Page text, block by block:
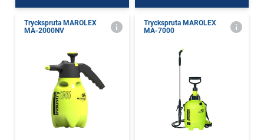
Tryckspruta MAROLEX
MA-2000NV
Tryckspruta MAROLEX
MA-7000